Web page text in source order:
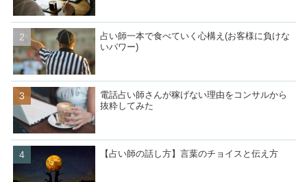
占い師一本で食べていく心構え(お客様に負けな
いパワー)
電話占い師さんが稼げない理由をコンサルから
抜粋してみた
【占い師の話し方】言葉のチョイスと伝え方